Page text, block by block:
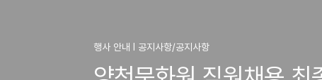
행사 안내 Ι 공지사항/공지사항